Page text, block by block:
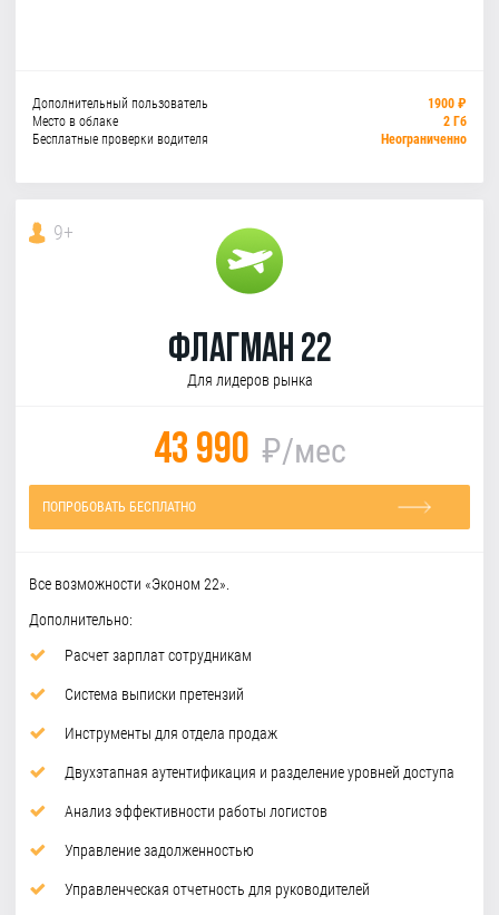
Дополнительный пользователь
1900 ₽
Место в облаке
2 Гб
Бесплатные проверки водителя
Неограниченно
9+
Флагман 22
Для лидеров рынка
43 990 ₽/мес
ПОПРОБОВАТЬ БЕСПЛАТНО
Все возможности «Эконом 22».
Дополнительно:
Расчет зарплат сотрудникам
Система выписки претензий
Инструменты для отдела продаж
Двухэтапная аутентификация и разделение уровней доступа
Анализ эффективности работы логистов
Управление задолженностью
Управленческая отчетность для руководителей